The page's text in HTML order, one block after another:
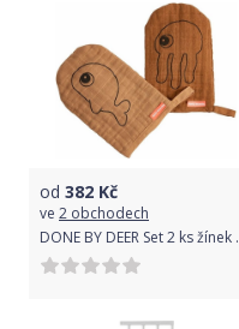
od 382 Kč
ve 2 obchodech
DONE BY